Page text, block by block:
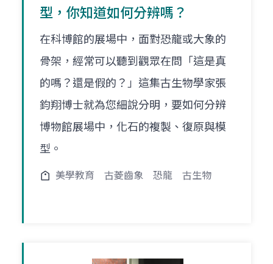
型，你知道如何分辨嗎？
在科博館的展場中，面對恐龍或大象的
骨架，經常可以聽到觀眾在問「這是真
的嗎？還是假的？」這集古生物學家張
鈞翔博士就為您細說分明，要如何分辨
博物館展場中，化石的複製、復原與模
型。
美學教育 古菱齒象 恐龍 古生物